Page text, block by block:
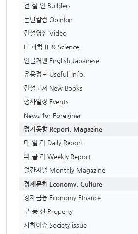
건 설 인 Builders
논단칼럼 Opinion
건설영상 Video
IT 과학 IT & Science
인글저팬 English,Japanese
유용정보 Usefull Info.
건설도서 New Books
행사일정 Events
News for Foreigner
정기동향 Report, Magazine
데 일 리 Daily Report
위 클 리 Weekly Report
월간저널 Monthly Magazine
경제문화 Economy, Culture
경제금융 Economy Finance
부 동 산 Property
사회이슈 Society issue